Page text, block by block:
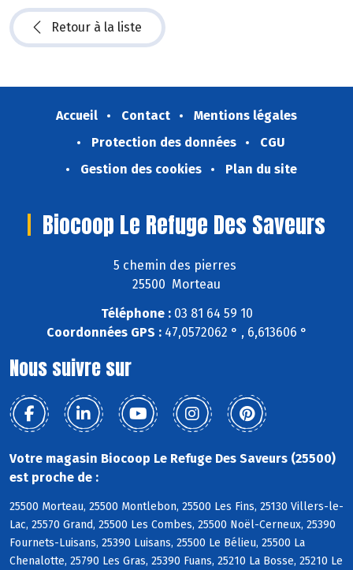
Retour à la liste
Accueil Contact
Mentions légales
Protection des données
CGU
Gestion des cookies
Plan du site
Biocoop Le Refuge Des Saveurs
5 chemin des pierres
25500 Morteau
Téléphone :03 81 64 59 10
Coordonnées GPS :47,0572062 ° , 6,613606 °
Nous suivre sur
Votre magasin Biocoop Le Refuge Des Saveurs (25500)
est proche de :
25500 Morteau, 25500 Montlebon, 25500 Les Fins, 25130 Villers-le-
Lac, 25570 Grand, 25500 Les Combes, 25500 Noël-Cerneux, 25390
Fournets-Luisans, 25390 Luisans, 25500 Le Bélieu, 25500 La
Chenalotte, 25790 Les Gras, 25390 Fuans, 25210 La Bosse, 25210 Le